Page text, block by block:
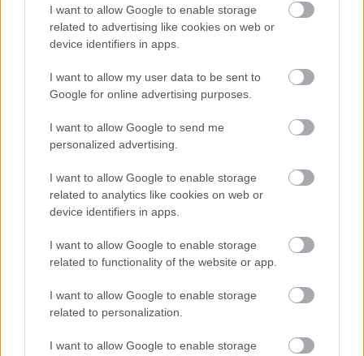
I want to allow Google to enable storage
related to advertising like cookies on web or
device identifiers in apps.
I want to allow my user data to be sent to
Google for online advertising purposes.
I want to allow Google to send me
personalized advertising.
I want to allow Google to enable storage
related to analytics like cookies on web or
device identifiers in apps.
I want to allow Google to enable storage
related to functionality of the website or app.
I want to allow Google to enable storage
related to personalization.
I want to allow Google to enable storage
ÁLLANDÓAN AZ ABLAK – EGYSZERŰBB
A MEGOLDÁS, MINT GONDOLNÁD
Villámgyors megoldás
08. 04.
NEM ECETTEL ÉS NEM
ÚJRA CSILLOGÓ A VÍZKÖVES CSAP
A legjobb trükk
08. 03.
HA MINDIG EZT A MONDATOT
HASZNÁLOD, AZ RENDKÍVÜL MAGAS
Te szoktad?
08. 02.
SOKAN ROSSZUL TÁROLJÁK
A GYÓGYSZEREIKET – EMIATT
Érdemes odafigyelni rá